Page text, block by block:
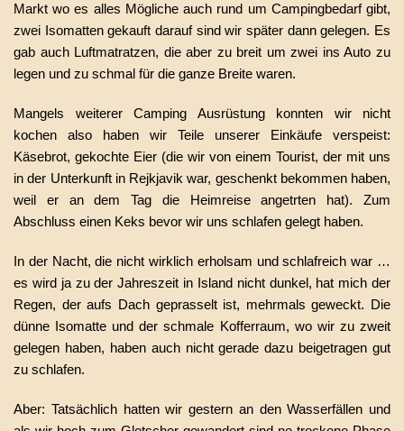
Markt wo es alles Mögliche auch rund um Campingbedarf gibt,
zwei Isomatten gekauft darauf sind wir später dann gelegen. Es
gab auch Luftmatratzen, die aber zu breit um zwei ins Auto zu
legen und zu schmal für die ganze Breite waren.
Mangels weiterer Camping Ausrüstung konnten wir nicht
kochen also haben wir Teile unserer Einkäufe verspeist:
Käsebrot, gekochte Eier (die wir von einem Tourist, der mit uns
in der Unterkunft in Rejkjavik war, geschenkt bekommen haben,
weil er an dem Tag die Heimreise angetrten hat). Zum
Abschluss einen Keks bevor wir uns schlafen gelegt haben.
In der Nacht, die nicht wirklich erholsam und schlafreich war …
es wird ja zu der Jahreszeit in Island nicht dunkel, hat mich der
Regen, der aufs Dach geprasselt ist, mehrmals geweckt. Die
dünne Isomatte und der schmale Kofferraum, wo wir zu zweit
gelegen haben, haben auch nicht gerade dazu beigetragen gut
zu schlafen.
Aber: Tatsächlich hatten wir gestern an den Wasserfällen und